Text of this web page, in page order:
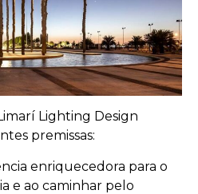
Lighting Design
premissas:
enriquecedora para o
e ao caminhar pelo